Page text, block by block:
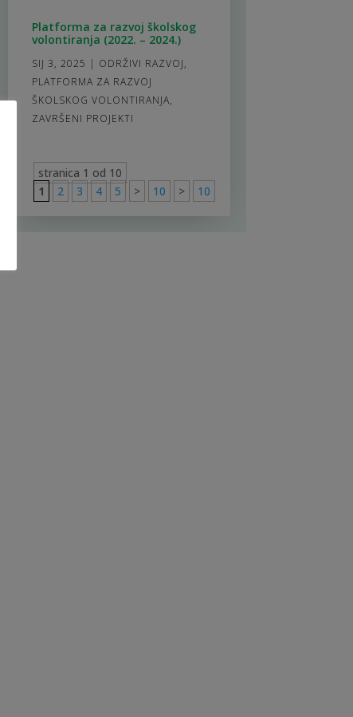
Platforma za razvoj školskog
volontiranja (2022. – 2024.)
SIJ 3, 2025 | ODRŽIVI RAZVOJ,
PLATFORMA ZA RAZVOJ
ŠKOLSKOG VOLONTIRANJA,
ZAVRŠENI PROJEKTI
stranica 1 od 10
1
2 3 4 5 > 10 > 10